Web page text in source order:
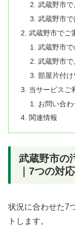
武蔵野市
武蔵野市
武蔵野市でご
武蔵野市で
武蔵野市
部屋片付け
当サービスご
お問い合
関連情報
武蔵野市の
｜7つの対
状況に合わせた7
トします。